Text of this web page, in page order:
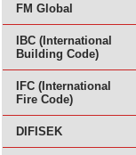
FM Global
IBC (International
Building Code)
IFC (International
Fire Code)
DIFISEK